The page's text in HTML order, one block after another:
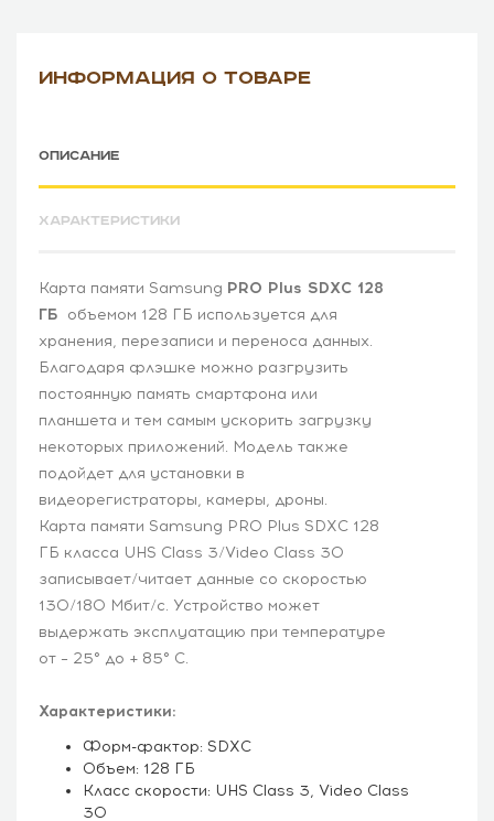
ИНФОРМАЦИЯ О ТОВАРЕ
ОПИСАНИЕ
ХАРАКТЕРИСТИКИ
Карта памяти Samsung PRO Plus SDXC 128
ГБ объемом 128 ГБ используется для
хранения, перезаписи и переноса данных.
Благодаря флэшке можно разгрузить
постоянную память смартфона или
планшета и тем самым ускорить загрузку
некоторых приложений. Модель также
подойдет для установки в
видеорегистраторы, камеры, дроны.
Карта памяти Samsung PRO Plus SDXC 128
ГБ класса UHS Class 3/Video Class 30
записывает/читает данные со скоростью
130/180 Мбит/с. Устройство может
выдержать эксплуатацию при температуре
от – 25° до + 85° C.
Характеристики:
Форм-фактор: SDXC
Объем: 128 ГБ
Класс скорости: UHS Class 3, Video Class
30